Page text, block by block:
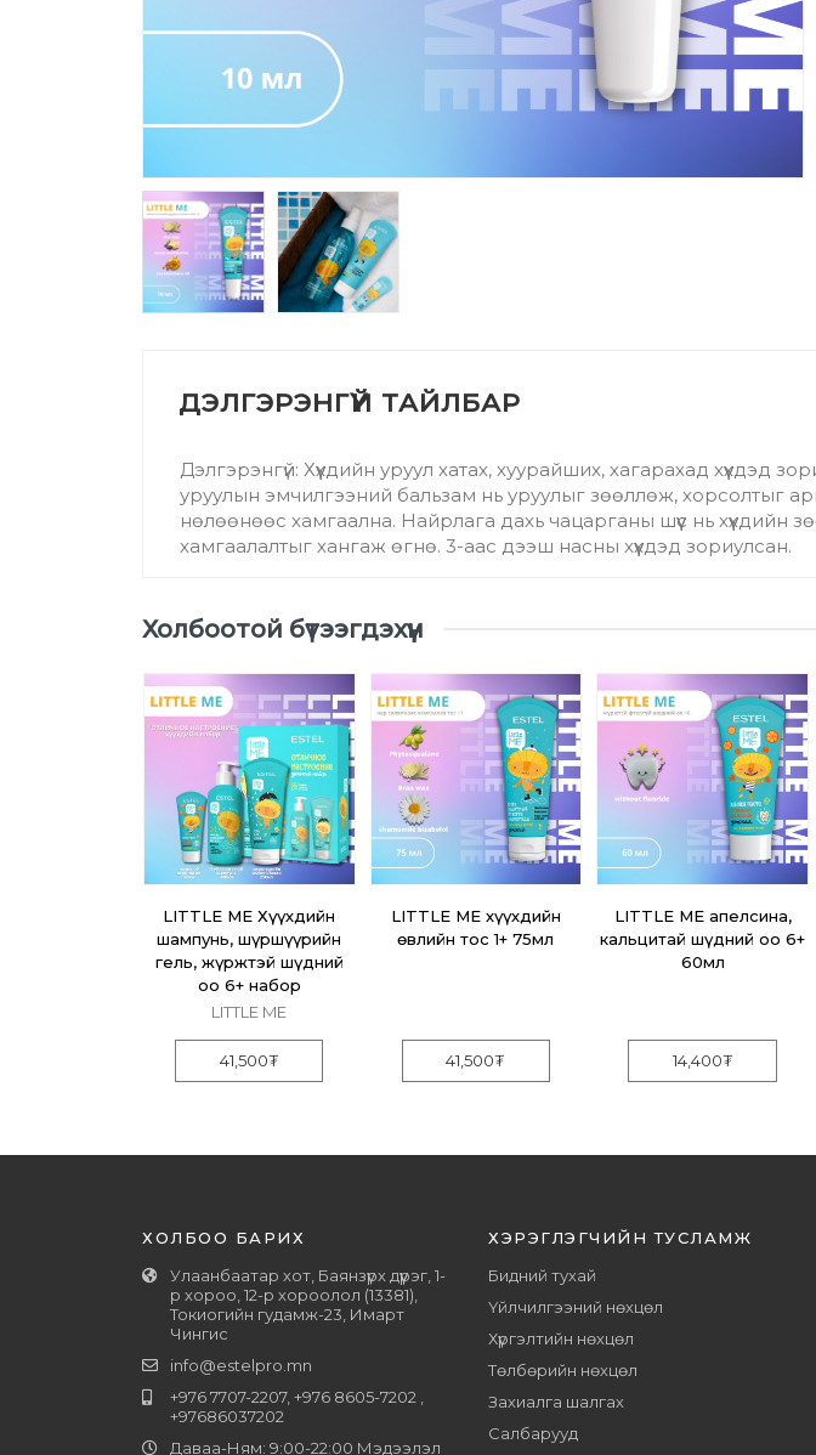
Гарын тэжээлийн маск
Гарын гуужуулагч
Гар ба биеийн шингэн
Үнэр дарагч
Сахал /гель,хөөс,тос/
Хүүхдийн шампунь
Хүүхдийн арчилгаа
Багц
Арьс арчилгаа
Дэлгэрэнгүй: Хүүхдийн уруул хатах, хуурайших, хагарахад
уруулын эмчилгээний бальзам нь уруулыг зөөллөж, хорсолтыг
нөлөөнөөс хамгаална. Найрлага дахь чацарганы шүүс нь
хамгаалалтыг хангаж өгнө. 3-аас дээш насны хүүхдэд зориулсан.
Холбоотой бүтээгдэхүүн
LITTLE ME
LITTLE ME Хүүхдийн
шампунь, шүршүүрийн
гель, жүржтэй шүдний
оо 6+ набор
41,500₮
LITTLE ME хүүхдийн
өвлийн тос 1+ 75мл
41,500₮
LITTLE ME апелсина,
кальцитай шүдний оо 6+
60мл
14,400₮
ХОЛБОО БАРИХ
Улаанбаатар хот, Баянзүрх дүүрэг, 1-
р хороо, 12-р хороолол (13381),
Токиогийн гудамж-23, Имарт
Чингис
info@estelpro.mn
+976 7707-2207, +976 8605-7202 ,
+97686037202
Даваа-Ням: 9:00-22:00 Мэдээлэл
ХЭРЭГЛЭГЧИЙН ТУСЛАМЖ
Бидний тухай
Үйлчилгээний нөхцөл
Хүргэлтийн нөхцөл
Төлбөрийн нөхцөл
Захиалга шалгах
Салбарууд